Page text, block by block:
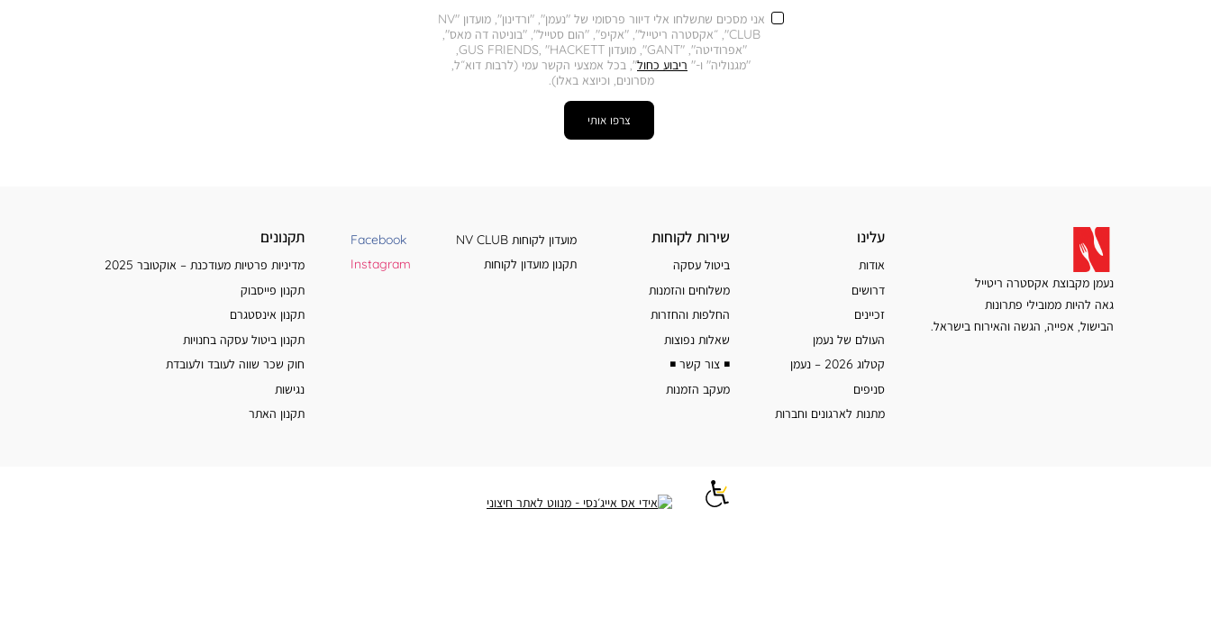
אני מסכים שתשלחו אלי דיוור פרסומי של "נעמן", "ורדינון", מועדון "NV
CLUB", ״אקסטרה ריטייל", "אקיפ", "הום סטייל", "בוניטה דה מאס",
"מגנוליה" ו-" ריבוע כחול", בכל אמצעי הקשר עמי (לרבות דוא״ל,
מסרונים, וכיוצא באלו).
צרפו אותי
נעמן מקבוצת אקסטרה ריטייל
גאה להיות ממובילי פתרונות
הבישול, אפייה, הגשה והאירוח בישראל.
עלינו
עלינו
אודות
דרושים
זכיינים
העולם של נעמן
קטלוג 2026 – נעמן
סניפים
מתנות לארגונים וחברות
שירות
שירות לקוחות
ביטול עסקה
משלוחים והזמנות
החלפות והחזרות
שאלות נפוצות
◾️ צור קשר ◾️
מעקב הזמנות
מידע
נוסף
מועדון לקוחות NV CLUB
תקנון מועדון לקוחות
Facebook
Instagram
תקנונים
מדיניות פרטיות מעודכנת – אוקטובר 2025
תקנון פייסבוק
תקנון אינסטגרם
תקנון ביטול עסקה בחנויות
חוק שכר שווה לעובד ולעובדת
נגישות
תקנון האתר